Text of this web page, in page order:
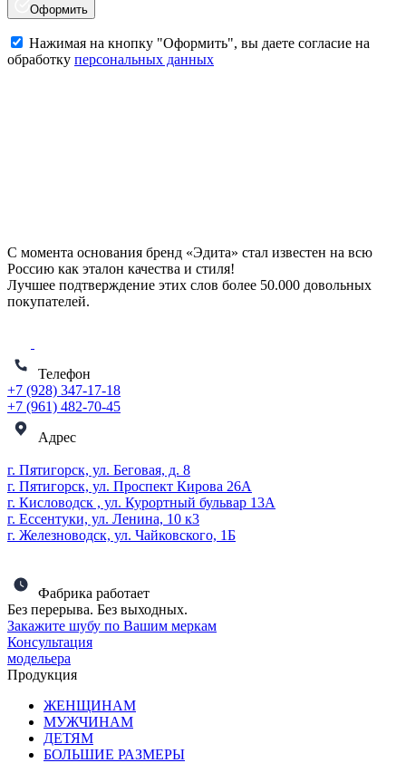
Оформить
Нажимая на кнопку "Оформить", вы даете согласие на
обработку персональных данных
С момента основания бренд «Эдита» стал известен на всю
Россию как эталон качества и стиля!
Лучшее подтверждение этих слов более 50.000 довольных
покупателей.
Телефон
+7 (928) 347-17-18
+7 (961) 482-70-45
Адрес
г. Пятигорск, ул. Беговая, д. 8
г. Пятигорск, ул. Проспект Кирова 26А
г. Кисловодск , ул. Курортный бульвар 13А
г. Ессентуки, ул. Ленина, 10 к3
г. Железноводск, ул. Чайковского, 1Б
Фабрика работает
Без перерыва. Без выходных.
Закажите шубу по Вашим меркам
Консультация
модельера
Продукция
ЖЕНЩИНАМ
МУЖЧИНАМ
ДЕТЯМ
БОЛЬШИЕ РАЗМЕРЫ